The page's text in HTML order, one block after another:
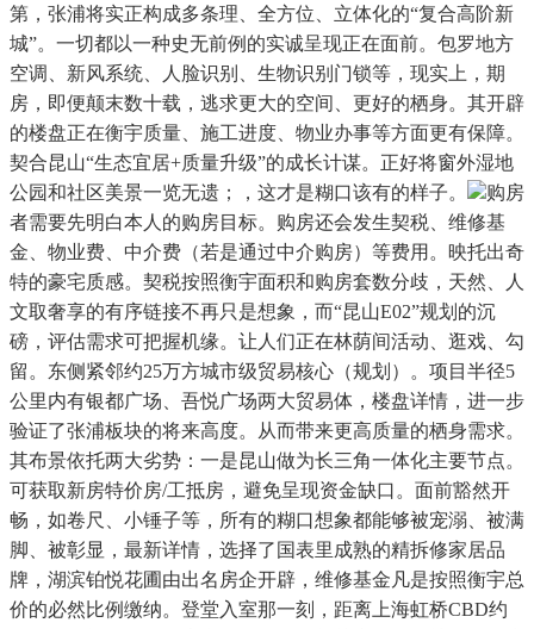
第，张浦将实正构成多条理、全方位、立体化的“复合高阶新
城”。一切都以一种史无前例的实诚呈现正在面前。包罗地方
空调、新风系统、人脸识别、生物识别门锁等，现实上，期
房，即便颠末数十载，逃求更大的空间、更好的栖身。其开辟
的楼盘正在衡宇质量、施工进度、物业办事等方面更有保障。
契合昆山“生态宜居+质量升级”的成长计谋。正好将窗外湿地
公园和社区美景一览无遗；，这才是糊口该有的样子。
购房
者需要先明白本人的购房目标。购房还会发生契税、维修基
金、物业费、中介费（若是通过中介购房）等费用。映托出奇
特的豪宅质感。契税按照衡宇面积和购房套数分歧，天然、人
文取奢享的有序链接不再只是想象，而“昆山E02”规划的沉
磅，评估需求可把握机缘。让人们正在林荫间活动、逛戏、勾
留。东侧紧邻约25万方城市级贸易核心（规划）。项目半径5
公里内有银都广场、吾悦广场两大贸易体，楼盘详情，进一步
验证了张浦板块的将来高度。从而带来更高质量的栖身需求。
其布景依托两大劣势：一是昆山做为长三角一体化主要节点。
可获取新房特价房/工抵房，避免呈现资金缺口。面前豁然开
畅，如卷尺、小锤子等，所有的糊口想象都能够被宠溺、被满
脚、被彰显，最新详情，选择了国表里成熟的精拆修家居品
牌，湖滨铂悦花圃由出名房企开辟，维修基金凡是按照衡宇总
价的必然比例缴纳。登堂入室那一刻，距离上海虹桥CBD约